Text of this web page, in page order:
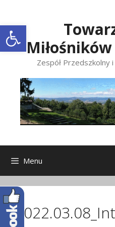
Open toolbar
treści
Zespół Przedszkolny
Menu